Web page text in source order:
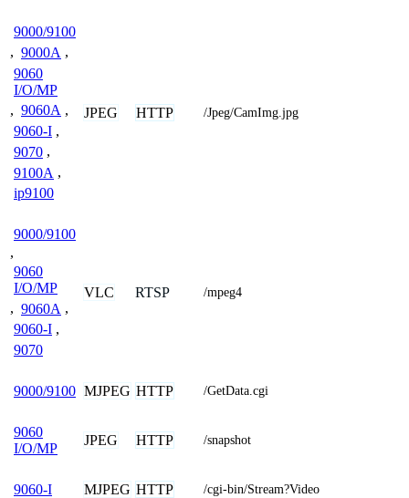
9000/9100
, 9000A ,
9060
I/O/MP
, 9060A ,
9060-I ,
9070 ,
9100A ,
ip9100
JPEG HTTP /Jpeg/CamImg.jpg
9000/9100
,
9060
I/O/MP
, 9060A ,
9060-I ,
9070
VLC RTSP /mpeg4
9000/9100 MJPEG HTTP /GetData.cgi
9060
I/O/MP
JPEG HTTP /snapshot
9060-I MJPEG HTTP /cgi-bin/Stream?Video